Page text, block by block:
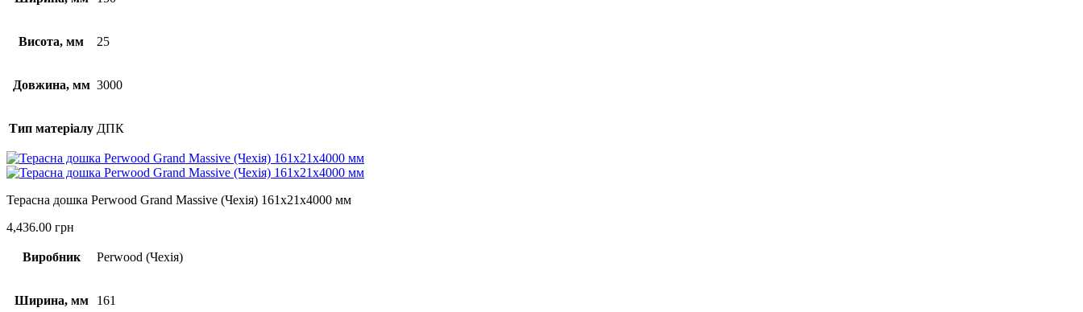
Висота, мм 25
Довжина, мм 3000
Тип матеріалу ДПК
Терасна дошка Perwood Grand Massive (Чехія) 161х21х4000 мм
4,436.00 грн
Виробник Perwood (Чехія)
Ширина, мм 161